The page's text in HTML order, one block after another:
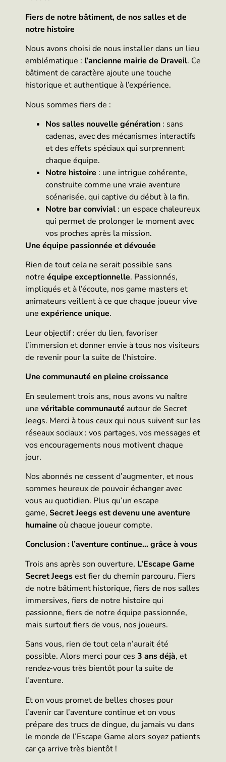
Fiers de notre bâtiment, de nos salles et de
notre histoire
Nous avons choisi de nous installer dans un lieu
emblématique : l’ancienne mairie de Draveil. Ce
bâtiment de caractère ajoute une touche
historique et authentique à l’expérience.
Nous sommes fiers de :
Nos salles nouvelle génération : sans
cadenas, avec des mécanismes interactifs
et des effets spéciaux qui surprennent
chaque équipe.
Notre histoire : une intrigue cohérente,
construite comme une vraie aventure
scénarisée, qui captive du début à la fin.
Notre bar convivial : un espace chaleureux
qui permet de prolonger le moment avec
vos proches après la mission.
Une équipe passionnée et dévouée
Rien de tout cela ne serait possible sans
notre équipe exceptionnelle. Passionnés,
impliqués et à l’écoute, nos game masters et
animateurs veillent à ce que chaque joueur vive
une expérience unique.
Leur objectif : créer du lien, favoriser
l’immersion et donner envie à tous nos visiteurs
de revenir pour la suite de l’histoire.
Une communauté en pleine croissance
En seulement trois ans, nous avons vu naître
une véritable communauté autour de Secret
Jeegs. Merci à tous ceux qui nous suivent sur les
réseaux sociaux : vos partages, vos messages et
vos encouragements nous motivent chaque
jour.
Nos abonnés ne cessent d’augmenter, et nous
sommes heureux de pouvoir échanger avec
vous au quotidien. Plus qu’un escape
game, Secret Jeegs est devenu une aventure
humaine où chaque joueur compte.
Conclusion : l’aventure continue… grâce à vous
Trois ans après son ouverture, L’Escape Game
Secret Jeegsest fier du chemin parcouru. Fiers
de notre bâtiment historique, fiers de nos salles
immersives, fiers de notre histoire qui
passionne, fiers de notre équipe passionnée,
mais surtout fiers de vous, nos joueurs.
Sans vous, rien de tout cela n’aurait été
possible. Alors merci pour ces 3 ans déjà, et
rendez-vous très bientôt pour la suite de
l’aventure.
Et on vous promet de belles choses pour
l’avenir car l’aventure continue et on vous
prépare des trucs de dingue, du jamais vu dans
le monde de l’Escape Game alors soyez patients
car ça arrive très bientôt !